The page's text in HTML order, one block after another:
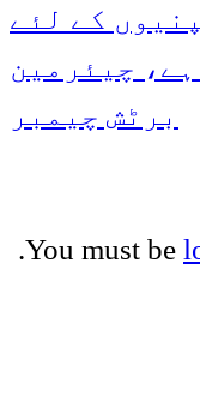
کے لئے
چیئرمین
برٹش چیمبر
You must be